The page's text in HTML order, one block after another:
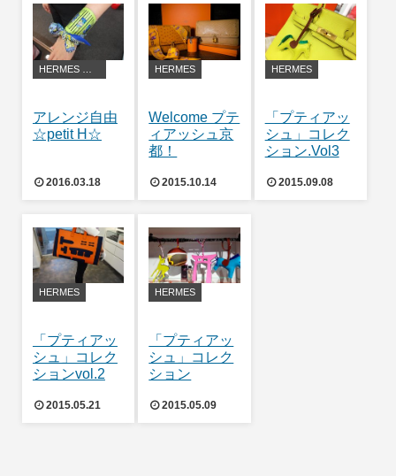
アレンジ自由
☆petit H☆
2016.03.18
HERMES
Welcome プテ
ィアッシュ京
都！
2015.10.14
HERMES
「プティアッ
シュ」コレク
ション.Vol3
2015.09.08
HERMES
「プティアッ
シュ」コレク
ションvol.2
2015.05.21
HERMES
「プティアッ
シュ」コレク
ション
2015.05.09